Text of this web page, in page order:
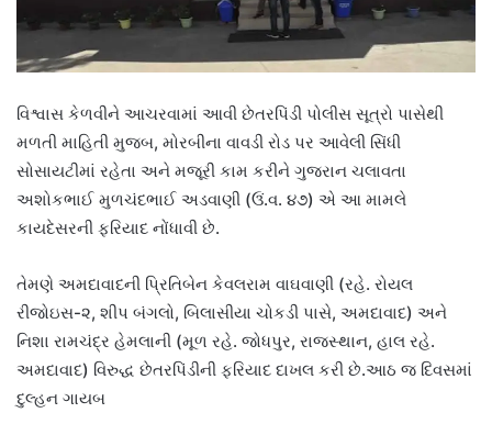
વિશ્વાસ કેળવીને આચરવામાં આવી છેતરપિંડી પોલીસ સૂત્રો પાસેથી
મળતી માહિતી મુજબ, મોરબીના વાવડી રોડ પર આવેલી સિંધી
સોસાયટીમાં રહેતા અને મજૂરી કામ કરીને ગુજરાન ચલાવતા
અશોકભાઈ મુળચંદભાઈ અડવાણી (ઉં.વ. ૪૭) એ આ મામલે
કાયદેસરની ફરિયાદ નોંધાવી છે.
તેમણે અમદાવાદની પ્રિતિબેન કેવલરામ વાઘવાણી (રહે. રોયલ
રીજોઇસ-૨, શીપ બંગલો, બિલાસીયા ચોકડી પાસે, અમદાવાદ) અને
નિશા રામચંદ્ર હેમલાની (મૂળ રહે. જોધપુર, રાજસ્થાન, હાલ રહે.
અમદાવાદ) વિરુદ્ધ છેતરપિંડીની ફરિયાદ દાખલ કરી છે.આઠ જ દિવસમાં
દુલ્હન ગાયબ